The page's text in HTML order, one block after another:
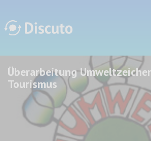
Discuto
Discuto
Überarbeitung
Tourismus